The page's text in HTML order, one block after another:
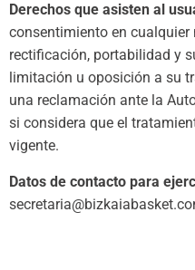
Derechos que asisten al
consentimiento en cualquier
rectificación, portabilidad y
limitación u oposición a su
una reclamación ante la
si considera que el
vigente.
Datos de contacto para